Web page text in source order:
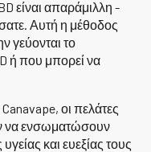
είναι απαράμιλλη -
Αυτή η μέθοδος
γεύονται το
ή που μπορεί να
οι πελάτες
να ενσωματώσουν
και ευεξίας τους